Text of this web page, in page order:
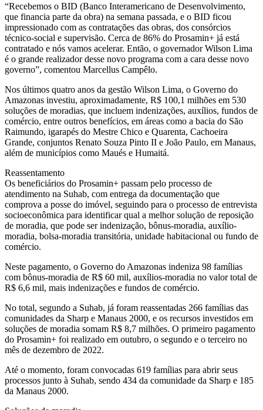
“Recebemos o BID (Banco Interamericano de Desenvolvimento,
que financia parte da obra) na semana passada, e o BID ficou
impressionado com as contratações das obras, dos consórcios
técnico-social e supervisão. Cerca de 86% do Prosamin+ já está
contratado e nós vamos acelerar. Então, o governador Wilson Lima
é o grande realizador desse novo programa com a cara desse novo
governo”, comentou Marcellus Campêlo.
Nos últimos quatro anos da gestão Wilson Lima, o Governo do
Amazonas investiu, aproximadamente, R$ 100,1 milhões em 530
soluções de moradias, que incluem indenizações, auxílios, fundos de
comércio, entre outros benefícios, em áreas como a bacia do São
Raimundo, igarapés do Mestre Chico e Quarenta, Cachoeira
Grande, conjuntos Renato Souza Pinto II e João Paulo, em Manaus,
além de municípios como Maués e Humaitá.
Reassentamento
Os beneficiários do Prosamin+ passam pelo processo de
atendimento na Suhab, com entrega da documentação que
comprova a posse do imóvel, seguindo para o processo de entrevista
socioeconômica para identificar qual a melhor solução de reposição
de moradia, que pode ser indenização, bônus-moradia, auxílio-
moradia, bolsa-moradia transitória, unidade habitacional ou fundo de
comércio.
Neste pagamento, o Governo do Amazonas indeniza 98 famílias
com bônus-moradia de R$ 60 mil, auxílios-moradia no valor total de
R$ 6,6 mil, mais indenizações e fundos de comércio.
No total, segundo a Suhab, já foram reassentadas 266 famílias das
comunidades da Sharp e Manaus 2000, e os recursos investidos em
soluções de moradia somam R$ 8,7 milhões. O primeiro pagamento
do Prosamin+ foi realizado em outubro, o segundo e o terceiro no
mês de dezembro de 2022.
Até o momento, foram convocadas 619 famílias para abrir seus
processos junto à Suhab, sendo 434 da comunidade da Sharp e 185
da Manaus 2000.